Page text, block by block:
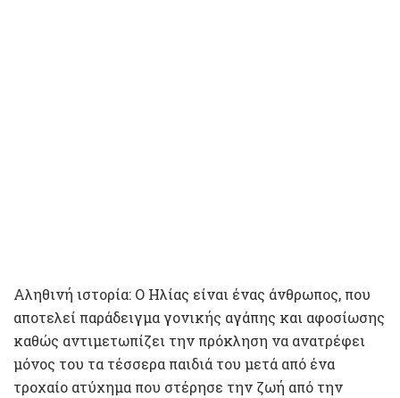
Αληθινή ιστορία: Ο Ηλίας είναι ένας άνθρωπος, που
αποτελεί παράδειγμα γονικής αγάπης και αφοσίωσης
καθώς αντιμετωπίζει την πρόκληση να ανατρέφει
μόνος του τα τέσσερα παιδιά του μετά από ένα
τροχαίο ατύχημα που στέρησε την ζωή από την